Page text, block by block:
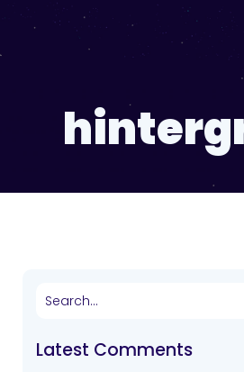
Latest Comments